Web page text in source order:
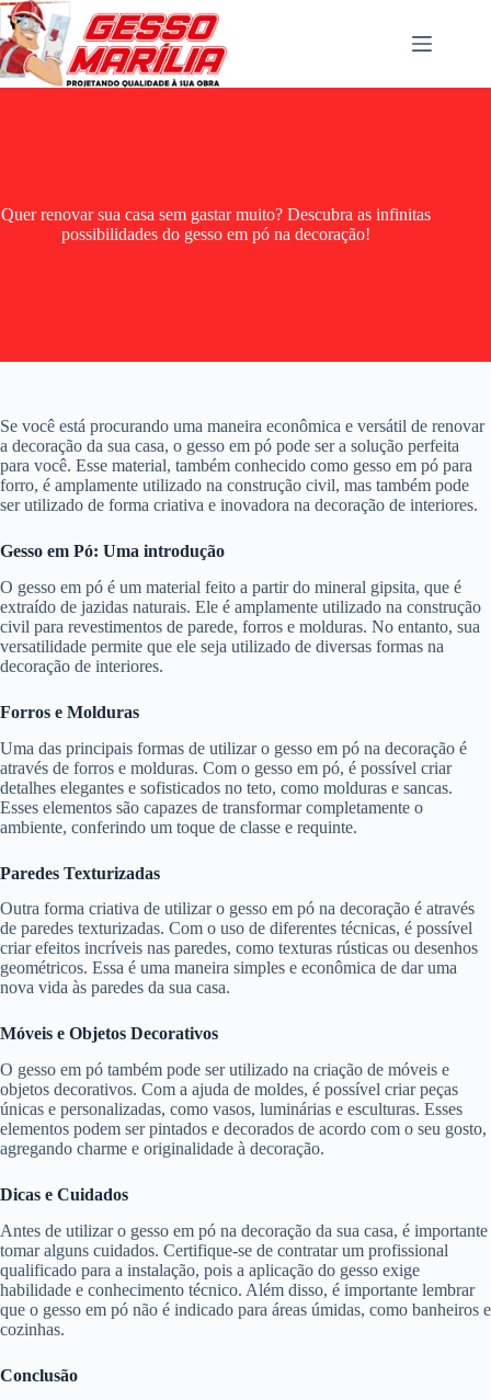
Pular
para
o
conteúdo
Quer renovar sua casa sem gastar muito? Descubra as infinitas
possibilidades do gesso em pó na decoração!
Se você está procurando uma maneira econômica e versátil de renovar
a decoração da sua casa, o gesso em pó pode ser a solução perfeita
para você. Esse material, também conhecido como gesso em pó para
forro, é amplamente utilizado na construção civil, mas também pode
ser utilizado de forma criativa e inovadora na decoração de interiores.
Gesso em Pó: Uma introdução
O gesso em pó é um material feito a partir do mineral gipsita, que é
extraído de jazidas naturais. Ele é amplamente utilizado na construção
civil para revestimentos de parede, forros e molduras. No entanto, sua
versatilidade permite que ele seja utilizado de diversas formas na
decoração de interiores.
Forros e Molduras
Uma das principais formas de utilizar o gesso em pó na decoração é
através de forros e molduras. Com o gesso em pó, é possível criar
detalhes elegantes e sofisticados no teto, como molduras e sancas.
Esses elementos são capazes de transformar completamente o
ambiente, conferindo um toque de classe e requinte.
Paredes Texturizadas
Outra forma criativa de utilizar o gesso em pó na decoração é através
de paredes texturizadas. Com o uso de diferentes técnicas, é possível
criar efeitos incríveis nas paredes, como texturas rústicas ou desenhos
geométricos. Essa é uma maneira simples e econômica de dar uma
nova vida às paredes da sua casa.
Móveis e Objetos Decorativos
O gesso em pó também pode ser utilizado na criação de móveis e
objetos decorativos. Com a ajuda de moldes, é possível criar peças
únicas e personalizadas, como vasos, luminárias e esculturas. Esses
elementos podem ser pintados e decorados de acordo com o seu gosto,
agregando charme e originalidade à decoração.
Dicas e Cuidados
Antes de utilizar o gesso em pó na decoração da sua casa, é importante
tomar alguns cuidados. Certifique-se de contratar um profissional
qualificado para a instalação, pois a aplicação do gesso exige
habilidade e conhecimento técnico. Além disso, é importante lembrar
que o gesso em pó não é indicado para áreas úmidas, como banheiros e
cozinhas.
Conclusão